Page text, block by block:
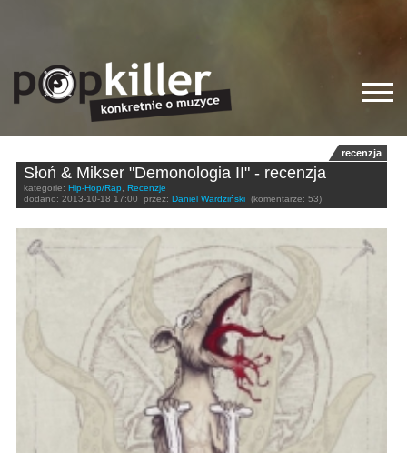
recenzja
Słoń & Mikser "Demonologia II" - recenzja
kategorie: Hip-Hop/Rap, Recenzje
dodano: 2013-10-18 17:00 przez: Daniel Wardziński (komentarze: 53)